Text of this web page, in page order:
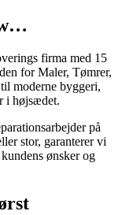
firma med 15
for Maler, Tømrer,
moderne byggeri,
i højsædet.
på
stor, garanterer vi
ønsker og